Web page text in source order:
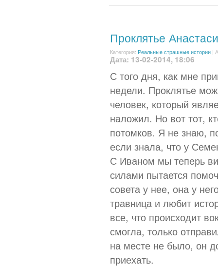
Проклятье
Категория: Реальные страшные истории |
Дата: 13-02-2014, 18:06
С того дня, как мне
недели. Проклятье
человек, который
наложил. Но вот тот,
потомков. Я не знаю,
если знала, что у
С Иваном мы теперь
силами пытается
совета у нее, она у
травница и любит
все, что происходит
смогла, только
на месте не было, он
приехать.